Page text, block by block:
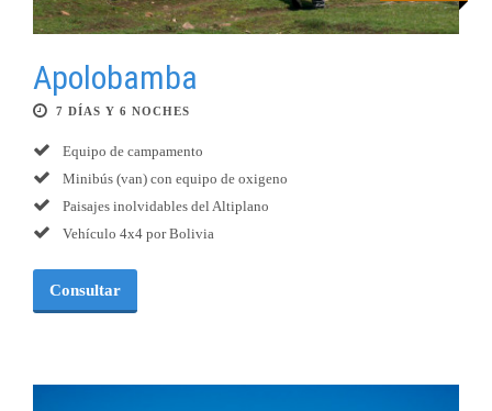
Apolobamba
7 DÍAS Y 6 NOCHES
Equipo de campamento
Minibús (van) con equipo de oxigeno
Paisajes inolvidables del Altiplano
Vehículo 4x4 por Bolivia
Consultar